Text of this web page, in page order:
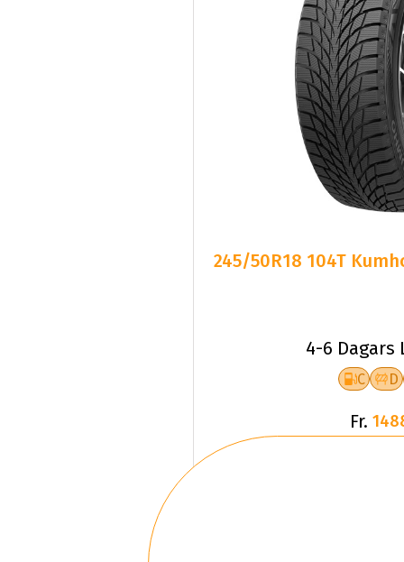
245/50R18 104T
4-6 Dagars
C D
Fr.